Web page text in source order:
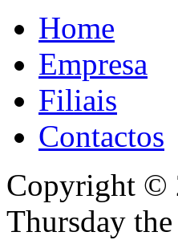
Home
Empresa
Filiais
Contactos
Copyright ©
Thursday